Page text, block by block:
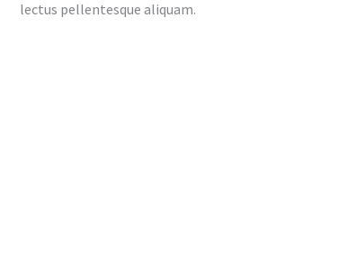
lectus pellentesque aliquam.